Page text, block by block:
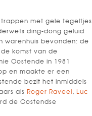
trappen met gele tegeltjes
ding-dong geluid
warenhuis bevonden: de
komst van de
Oostende in 1981
en maakte er een
bezit het inmiddels
als Roger Raveel
Luc
de Oostendse